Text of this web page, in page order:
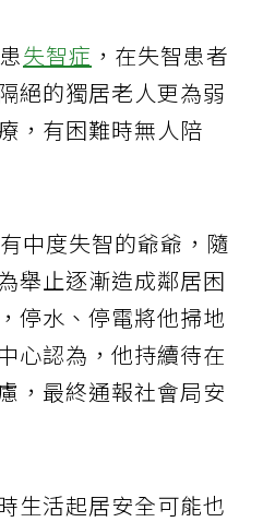
失智症 ，在失智患者
絕的獨居老人更為弱
，有困難時無人陪
中度失智的爺爺，隨
舉止逐漸造成鄰居困
停水、停電將他掃地
心認為，他持續待在
，最終通報社會局安
生活起居安全可能也